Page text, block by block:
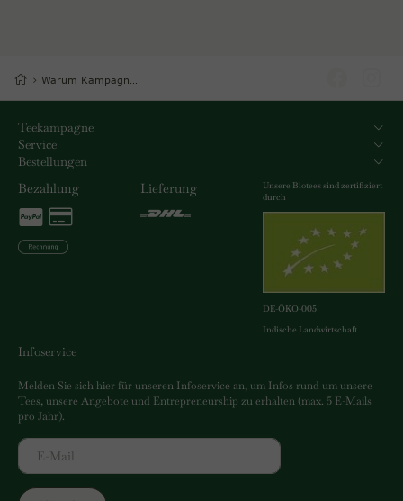
Teekampagne
Service
Bestellungen
Bezahlung
Lieferung
Unsere Biotees sind zertifiziert
durch
DE-ÖKO-005
Indische Landwirtschaft
Infoservice
Melden Sie sich hier für unseren Infoservice an, um Infos rund um unsere
Tees, unsere Angebote und Entrepreneurship zu erhalten (max. 5 E-Mails
pro Jahr).